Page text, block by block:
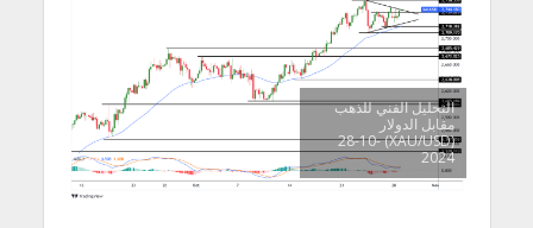
التحليل الفني للذهب
مقابل الدولار
(XAU/USD) 28-10-
2024